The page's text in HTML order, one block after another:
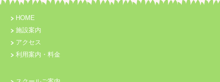
HOME
施設案内
アクセス
利用案内・料金